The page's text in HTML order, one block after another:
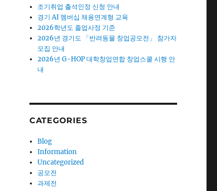
조기취업 출석인정 신청 안내
경기 AI 멤버십 채용연계형 교육
2026학년도 졸업사정 기준
2026년 경기도 「반려동물 창업공모전」 참가자
모집 안내
2026년 G-HOP 대학창업연합 창업스쿨 시행 안
내
CATEGORIES
Blog
Information
Uncategorized
공모전
과제전